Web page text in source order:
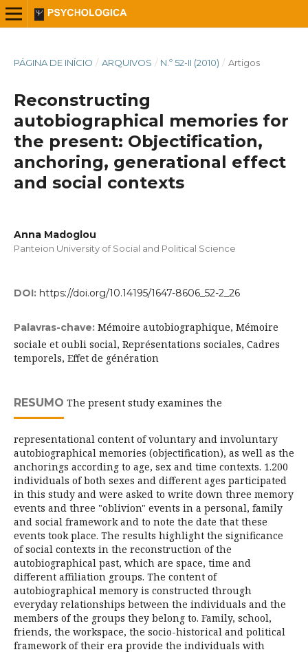
PÁGINA DE INÍCIO / ARQUIVOS / N.º 52-II (2010) / Artigos
Reconstructing
autobiographical memories for
the present: Objectification,
anchoring, generational effect
and social contexts
Anna Madoglou
Panteion University of Social and Political Science
DOI: https://doi.org/10.14195/1647-8606_52-2_26
Palavras-chave: Mémoire autobiographique, Mémoire
sociale et oubli social, Représentations sociales, Cadres
temporels, Effet de génération
RESUMO The present study examines the
representational content of voluntary and involuntary
autobiographical memories (objectification), as well as the
anchorings according to age, sex and time contexts. 1.200
individuals of both sexes and different ages participated
in this study and were asked to write down three memory
events and three "oblivion" events in a personal, family
and social framework and to note the date that these
events took place. The results highlight the significance
of social contexts in the reconstruction of the
autobiographical past, which are space, time and
different affiliation groups. The content of
autobiographical memory is constructed through
everyday relationships between the individuals and the
members of the groups they belong to. Family, school,
friends, the workspace, the socio-historical and political
framework of their era provide the individuals with